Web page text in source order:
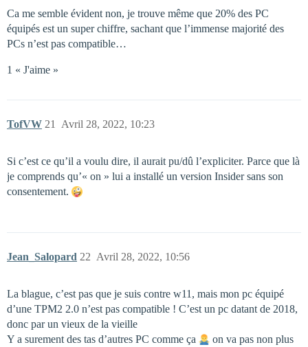
Ca me semble évident non, je trouve même que 20% des PC
équipés est un super chiffre, sachant que l’immense majorité des
PCs n’est pas compatible…
1 « J'aime »
TofVW Avril 28, 2022, 10:23
21
Si c’est ce qu’il a voulu dire, il aurait pu/dû l’expliciter. Parce que là
je comprends qu’« on » lui a installé un version Insider sans son
consentement.
Jean_Salopard Avril 28, 2022, 10:56
22
La blague, c’est pas que je suis contre w11, mais mon pc équipé
d’une TPM2 2.0 n’est pas compatible ! C’est un pc datant de 2018,
donc par un vieux de la vieille
Y a surement des tas d’autres PC comme ça
on va pas non plus